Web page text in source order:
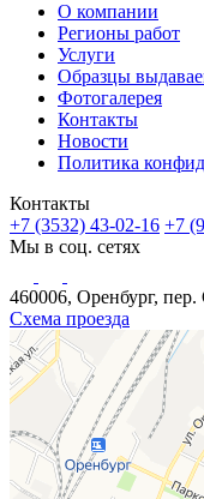
О компании
Регионы работ
Услуги
Образцы
Фотогалерея
Контакты
Новости
Политика
Контакты
+7 (3532) 43-02-16 +7
Мы в соц. сетях
460006, Оренбург,
Схема проезда